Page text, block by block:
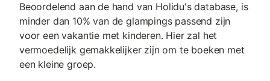
Beoordelend aan de hand van Holidu's database, is
minder dan 10% van de glampings passend zijn
voor een vakantie met kinderen. Hier zal het
vermoedelijk gemakkelijker zijn om te boeken met
een kleine groep.